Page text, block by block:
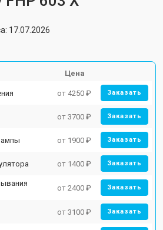
17.07.2026
Цена
от 4250 ₽ Заказать
от 3700 ₽ Заказать
от 1900 ₽ Заказать
от 1400 ₽ Заказать
от 2400 ₽ Заказать
от 3100 ₽ Заказать